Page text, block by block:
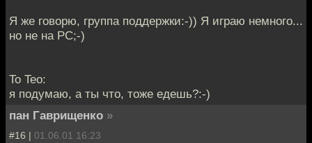
Я же говорю, группа поддержки:-)) Я играю немного...
но не на PC;-)
To Teo:
я подумаю, а ты что, тоже едешь?:-)
пан Гаврищенко »
#16 | 01.06.01 16:23